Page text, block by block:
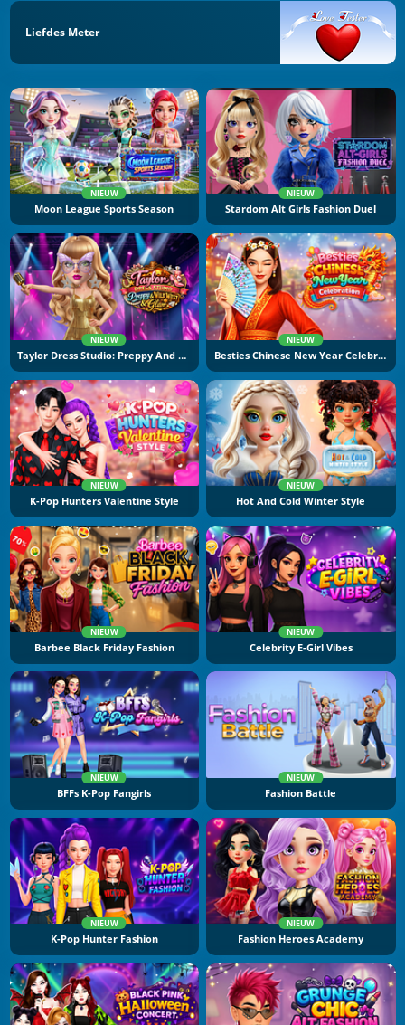
Liefdes Meter
NIEUW
Moon League Sports Season
NIEUW
Stardom Alt Girls Fashion Duel
NIEUW
Taylor Dress Studio: Preppy And Wild West Glam
NIEUW
Besties Chinese New Year Celebration
NIEUW
K-Pop Hunters Valentine Style
NIEUW
Hot And Cold Winter Style
NIEUW
Barbee Black Friday Fashion
NIEUW
Celebrity E-Girl Vibes
NIEUW
BFFs K-Pop Fangirls
NIEUW
Fashion Battle
NIEUW
K-Pop Hunter Fashion
NIEUW
Fashion Heroes Academy